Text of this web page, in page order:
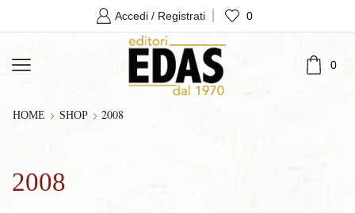
Accedi / Registrati 0
0
HOME SHOP 2008
2008